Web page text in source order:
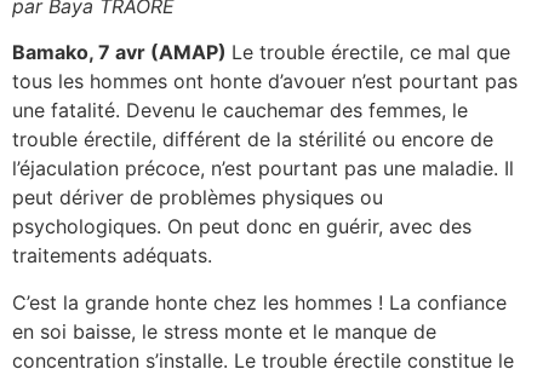
par Baya TRAORE
Bamako, 7 avr (AMAP) Le trouble érectile, ce mal que
tous les hommes ont honte d’avouer n’est pourtant pas
une fatalité. Devenu le cauchemar des femmes, le
trouble érectile, différent de la stérilité ou encore de
l’éjaculation précoce, n’est pourtant pas une maladie. Il
peut dériver de problèmes physiques ou
psychologiques. On peut donc en guérir, avec des
traitements adéquats.
C’est la grande honte chez les hommes ! La confiance
en soi baisse, le stress monte et le manque de
concentration s’installe. Le trouble érectile constitue le